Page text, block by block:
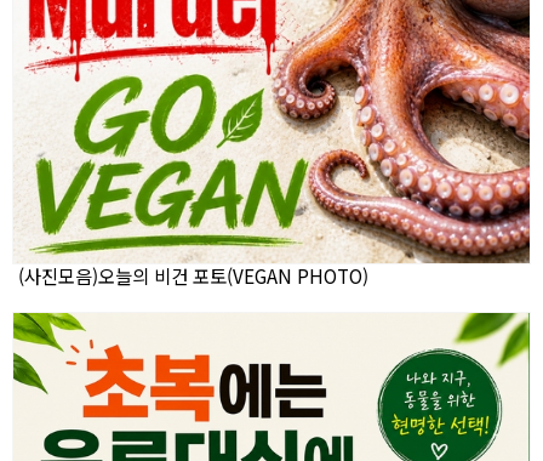
(사진모음)오늘의 비건 포토(VEGAN PHOTO)